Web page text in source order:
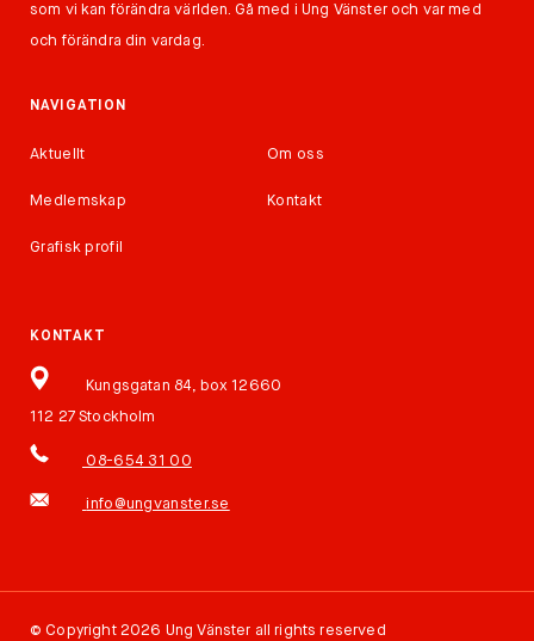
som vi kan förändra världen. Gå med i Ung Vänster och var med
och förändra din vardag.
NAVIGATION
Aktuellt Om oss
Medlemskap Kontakt
Grafisk profil
KONTAKT
Kungsgatan 84, box 12660
112 27 Stockholm
08-654 31 00
info@ungvanster.se
© Copyright 2026 Ung Vänster all rights reserved